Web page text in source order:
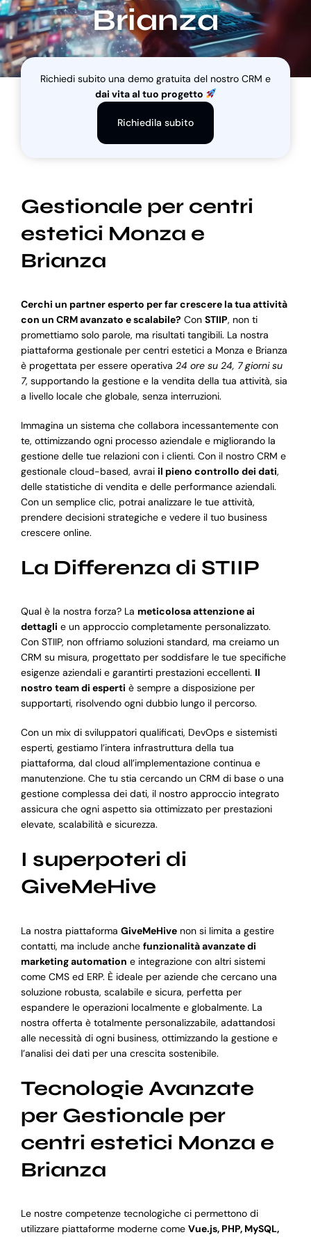
Blog
Brianza
Richiedi subito una demo gratuita del nostro CRM e
dai vita al tuo progetto
Richiedila subito
Gestionale per centri
estetici Monza e
Brianza
Cerchi un partner esperto per far crescere la tua attività
con un CRM avanzato e scalabile? Con STIIP, non ti
promettiamo solo parole, ma risultati tangibili. La nostra
piattaforma gestionale per centri estetici a Monza e Brianza
è progettata per essere operativa 24 ore su 24, 7 giorni su
7, supportando la gestione e la vendita della tua attività, sia
a livello locale che globale, senza interruzioni.
Immagina un sistema che collabora incessantemente con
te, ottimizzando ogni processo aziendale e migliorando la
gestione delle tue relazioni con i clienti. Con il nostro CRM e
gestionale cloud-based, avrai il pieno controllo dei dati,
delle statistiche di vendita e delle performance aziendali.
Con un semplice clic, potrai analizzare le tue attività,
prendere decisioni strategiche e vedere il tuo business
crescere online.
La Differenza di STIIP
Qual è la nostra forza? La meticolosa attenzione ai
dettagli e un approccio completamente personalizzato.
Con STIIP, non offriamo soluzioni standard, ma creiamo un
CRM su misura, progettato per soddisfare le tue specifiche
esigenze aziendali e garantirti prestazioni eccellenti. Il
nostro team di esperti è sempre a disposizione per
supportarti, risolvendo ogni dubbio lungo il percorso.
Con un mix di sviluppatori qualificati, DevOps e sistemisti
esperti, gestiamo l’intera infrastruttura della tua
piattaforma, dal cloud all’implementazione continua e
manutenzione. Che tu stia cercando un CRM di base o una
gestione complessa dei dati, il nostro approccio integrato
assicura che ogni aspetto sia ottimizzato per prestazioni
elevate, scalabilità e sicurezza.
I superpoteri di
GiveMeHive
La nostra piattaforma GiveMeHivenon si limita a gestire
contatti, ma include anche funzionalità avanzate di
marketing automation e integrazione con altri sistemi
come CMS ed ERP. È ideale per aziende che cercano una
soluzione robusta, scalabile e sicura, perfetta per
espandere le operazioni localmente e globalmente. La
nostra offerta è totalmente personalizzabile, adattandosi
alle necessità di ogni business, ottimizzando la gestione e
l’analisi dei dati per una crescita sostenibile.
Tecnologie Avanzate
per Gestionale per
centri estetici Monza e
Brianza
Le nostre competenze tecnologiche ci permettono di
utilizzare piattaforme moderne come Vue.js, PHP, MySQL,